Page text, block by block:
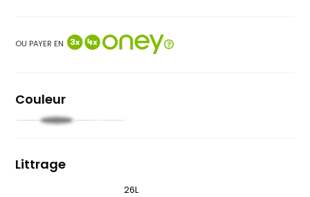
OU PAYER EN
Couleur
Noir
Orange
Littrage
26L